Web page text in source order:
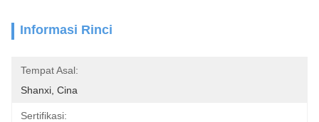
Informasi Rinci
Tempat Asal:
Shanxi, Cina
Sertifikasi: